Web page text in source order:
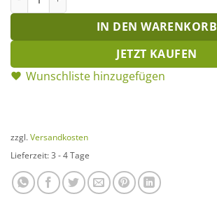
IN DEN WARENKORB
JETZT KAUFEN
Wunschliste hinzugefügen
zzgl. Versandkosten
Lieferzeit: 3 - 4 Tage